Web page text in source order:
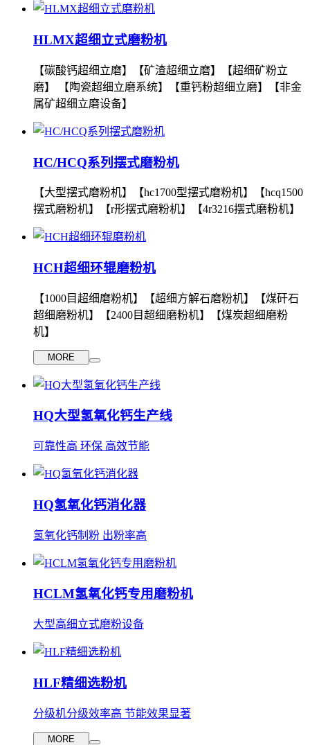
HLMX超细立式磨粉机
【碳酸钙超细立磨】【矿渣超细立磨】【超细矿粉立
磨】 【陶瓷超细立磨系统】【重钙粉超细立磨】【非金
属矿超细立磨设备】
HC/HCQ系列摆式磨粉机
【大型摆式磨粉机】【hc1700型摆式磨粉机】【hcq1500
摆式磨粉机】【r形摆式磨粉机】【4r3216摆式磨粉机】
HCH超细环辊磨粉机
【1000目超细磨粉机】【超细方解石磨粉机】【煤矸石
超细磨粉机】【2400目超细磨粉机】【煤炭超细磨粉
机】
MORE
HQ大型氢氧化钙生产线
可靠性高 环保 高效节能
HQ氢氧化钙消化器
氢氧化钙制粉 出粉率高
HCLM氢氧化钙专用磨粉机
大型高细立式磨粉设备
HLF精细选粉机
分级机分级效率高 节能效果显著
MORE